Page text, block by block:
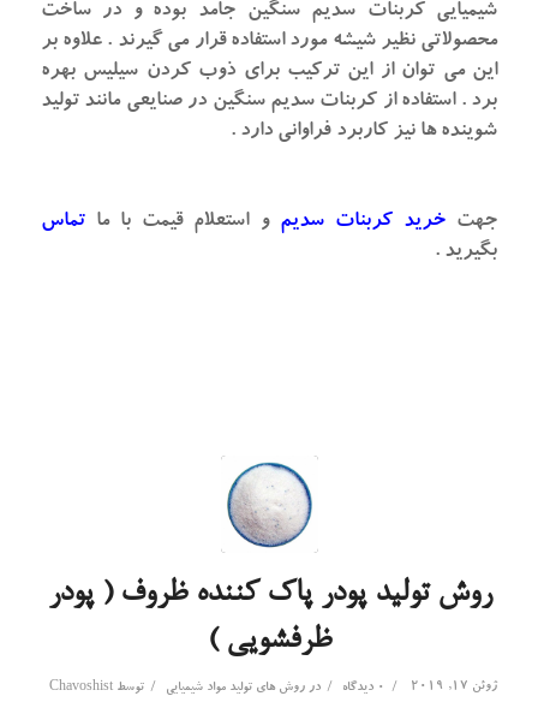
شیمیایی کربنات سدیم سنگین جامد بوده و در ساخت
محصولاتی نظیر شیشه مورد استفاده قرار می گیرند . علاوه بر
این می توان از این ترکیب برای ذوب کردن سیلیس بهره
برد . استفاده از کربنات سدیم سنگین در صنایعی مانند تولید
شوینده ها نیز کاربرد فراوانی دارد .
جهت خرید کربنات سدیم و استعلام قیمت با ماتماس
بگیرید .
روش تولید پودر پاک کننده ظروف ( پودر
ظرفشویی )
ژوئن 17, 2019 / 0 دیدگاه / درروش های تولید مواد شیمیایی / توسطChavoshist